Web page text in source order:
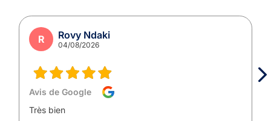
R Rovy Ndaki
04/08/2026
Avis de Google
Très bien